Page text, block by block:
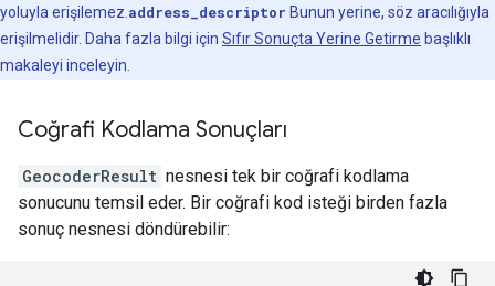
yoluyla erişilemez.address_descriptor Bunun yerine, söz aracılığıyla
erişilmelidir. Daha fazla bilgi için Sıfır Sonuçta Yerine Getirme başlıklı
makaleyi inceleyin.
Coğrafi Kodlama Sonuçları
GeocoderResult nesnesi tek bir coğrafi kodlama
sonucunu temsil eder. Bir coğrafi kod isteği birden fazla
sonuç nesnesi döndürebilir: